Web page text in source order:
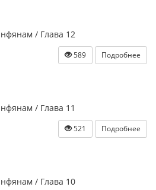
/ Глава 12
589 Подробнее
/ Глава 11
521 Подробнее
/ Глава 10